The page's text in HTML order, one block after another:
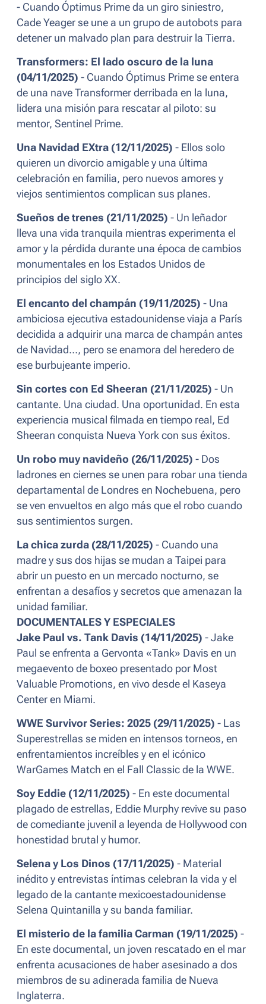
- Cuando Óptimus Prime da un giro siniestro,
Cade Yeager se une a un grupo de autobots para
detener un malvado plan para destruir la Tierra.
Transformers: El lado oscuro de la luna
(04/11/2025) - Cuando Óptimus Prime se entera
de una nave Transformer derribada en la luna,
lidera una misión para rescatar al piloto: su
mentor, Sentinel Prime.
Una Navidad EXtra (12/11/2025) - Ellos solo
quieren un divorcio amigable y una última
celebración en familia, pero nuevos amores y
viejos sentimientos complican sus planes.
Sueños de trenes (21/11/2025) - Un leñador
lleva una vida tranquila mientras experimenta el
amor y la pérdida durante una época de cambios
monumentales en los Estados Unidos de
principios del siglo XX.
El encanto del champán (19/11/2025) - Una
ambiciosa ejecutiva estadounidense viaja a París
decidida a adquirir una marca de champán antes
de Navidad…, pero se enamora del heredero de
ese burbujeante imperio.
Sin cortes con Ed Sheeran (21/11/2025) - Un
cantante. Una ciudad. Una oportunidad. En esta
experiencia musical filmada en tiempo real, Ed
Sheeran conquista Nueva York con sus éxitos.
Un robo muy navideño (26/11/2025) - Dos
ladrones en ciernes se unen para robar una tienda
departamental de Londres en Nochebuena, pero
se ven envueltos en algo más que el robo cuando
sus sentimientos surgen.
La chica zurda (28/11/2025) - Cuando una
madre y sus dos hijas se mudan a Taipei para
abrir un puesto en un mercado nocturno, se
enfrentan a desafíos y secretos que amenazan la
unidad familiar.
DOCUMENTALES Y ESPECIALES
Jake Paul vs. Tank Davis (14/11/2025) - Jake
Paul se enfrenta a Gervonta «Tank» Davis en un
megaevento de boxeo presentado por Most
Valuable Promotions, en vivo desde el Kaseya
Center en Miami.
WWE Survivor Series: 2025 (29/11/2025) - Las
Superestrellas se miden en intensos torneos, en
enfrentamientos increíbles y en el icónico
WarGames Match en el Fall Classic de la WWE.
Soy Eddie (12/11/2025) - En este documental
plagado de estrellas, Eddie Murphy revive su paso
de comediante juvenil a leyenda de Hollywood con
honestidad brutal y humor.
Selena y Los Dinos (17/11/2025) - Material
inédito y entrevistas íntimas celebran la vida y el
legado de la cantante mexicoestadounidense
Selena Quintanilla y su banda familiar.
El misterio de la familia Carman (19/11/2025) -
En este documental, un joven rescatado en el mar
enfrenta acusaciones de haber asesinado a dos
miembros de su adinerada familia de Nueva
Inglaterra.